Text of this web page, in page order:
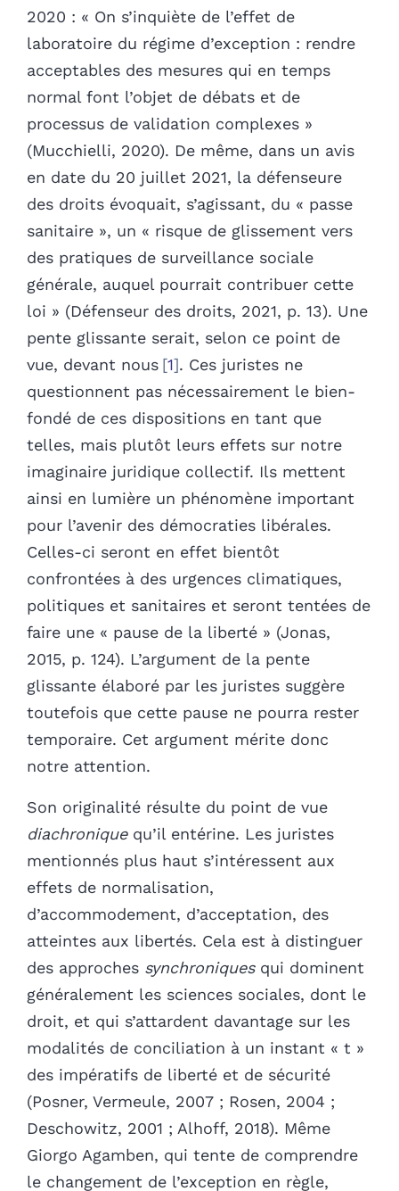
2020 : « On s’inquiète de l’effet de
laboratoire du régime d’exception : rendre
acceptables des mesures qui en temps
normal font l’objet de débats et de
processus de validation complexes »
(Mucchielli, 2020). De même, dans un avis
en date du 20 juillet 2021, la défenseure
des droits évoquait, s’agissant, du « passe
sanitaire », un « risque de glissement vers
des pratiques de surveillance sociale
générale, auquel pourrait contribuer cette
loi » (Défenseur des droits, 2021, p. 13). Une
pente glissante serait, selon ce point de
vue, devant nous 1 . Ces juristes ne
questionnent pas nécessairement le bien-
fondé de ces dispositions en tant que
telles, mais plutôt leurs effets sur notre
imaginaire juridique collectif. Ils mettent
ainsi en lumière un phénomène important
pour l’avenir des démocraties libérales.
Celles-ci seront en effet bientôt
confrontées à des urgences climatiques,
politiques et sanitaires et seront tentées de
faire une « pause de la liberté » (Jonas,
2015, p. 124). L’argument de la pente
glissante élaboré par les juristes suggère
toutefois que cette pause ne pourra rester
temporaire. Cet argument mérite donc
notre attention.
Son originalité résulte du point de vue
diachronique qu’il entérine. Les juristes
mentionnés plus haut s’intéressent aux
effets de normalisation,
d’accommodement, d’acceptation, des
atteintes aux libertés. Cela est à distinguer
des approches synchroniquesqui dominent
généralement les sciences sociales, dont le
droit, et qui s’attardent davantage sur les
modalités de conciliation à un instant « t »
des impératifs de liberté et de sécurité
(Posner, Vermeule, 2007 ; Rosen, 2004 ;
Deschowitz, 2001 ; Alhoff, 2018). Même
Giorgo Agamben, qui tente de comprendre
le changement de l’exception en règle,